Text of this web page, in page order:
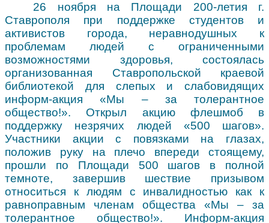
26 ноября на Площади 200-летия г.
Ставрополя при поддержке студентов и
активистов города, неравнодушных к
проблемам людей с ограниченными
возможностями здоровья, состоялась
организованная Ставропольской краевой
библиотекой для слепых и слабовидящих
информ-акция «Мы – за толерантное
общество!». Открыл акцию флешмоб в
поддержку незрячих людей «500 шагов».
Участники акции с повязками на глазах,
положив руку на плечо впереди стоящему,
прошли по Площади 500 шагов в полной
темноте, завершив шествие призывом
относиться к людям с инвалидностью как к
равноправным членам общества «Мы – за
толерантное общество!». Информ-акция